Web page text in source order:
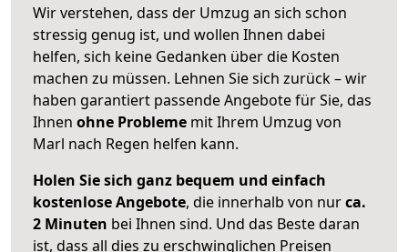
Wir verstehen, dass der Umzug an sich schon
stressig genug ist, und wollen Ihnen dabei
helfen, sich keine Gedanken über die Kosten
machen zu müssen. Lehnen Sie sich zurück – wir
haben garantiert passende Angebote für Sie, das
Ihnen ohne Probleme mit Ihrem Umzug von
Marl nach Regen helfen kann.
Holen Sie sich ganz bequem und einfach
kostenlose Angebote, die innerhalb von nurca.
2 Minuten bei Ihnen sind. Und das Beste daran
ist, dass all dies zu erschwinglichen Preisen